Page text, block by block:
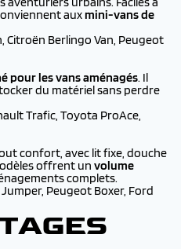
auxmini-vans de
Citroën Berlingo Van, Peugeot
pour les vans aménagés. Il
du matériel sans perdre
Trafic, Toyota ProAce,
confort, avec lit fixe, douche
offrent un volume
complets.
Peugeot Boxer, Ford